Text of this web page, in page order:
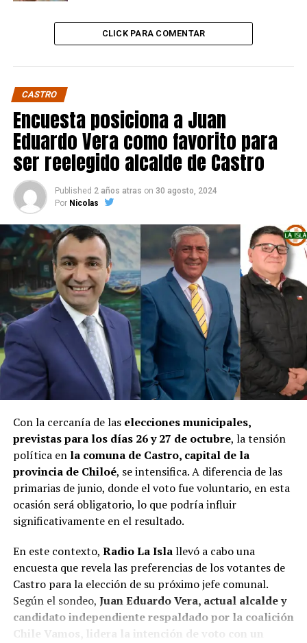
CLICK PARA COMENTAR
CASTRO
Encuesta posiciona a Juan
Eduardo Vera como favorito para
ser reelegido alcalde de Castro
Published 2 años atras on 30 agosto, 2024
Por Nicolas
Con la cercanía de las elecciones municipales,
previstas para los días 26 y 27 de octubre, la tensión
política en la comuna de Castro, capital de la
provincia de Chiloé, se intensifica. A diferencia de las
primarias de junio, donde el voto fue voluntario, en esta
ocasión será obligatorio, lo que podría influir
significativamente en el resultado.
En este contexto, Radio La Islallevó a cabo una
encuesta que revela las preferencias de los votantes de
Castro para la elección de su próximo jefe comunal.
Según el sondeo, Juan Eduardo Vera, actual alcalde y
candidato independiente respaldado por la coalición
Chile Vamos, lidera la intención de voto con un